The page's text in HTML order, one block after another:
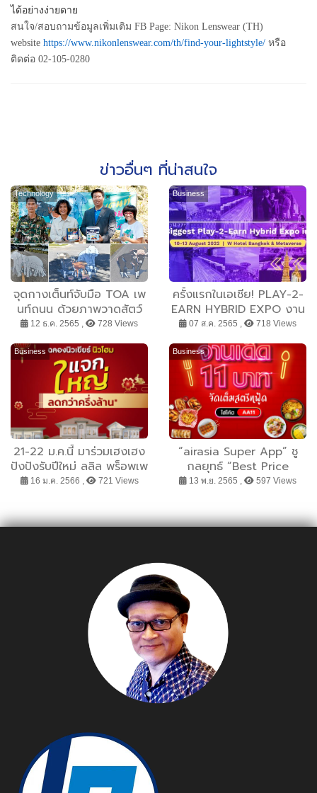
ได้อย่างง่ายดาย
สนใจ/สอบถามข้อมูลเพิ่มเติม FB Page: Nikon Lenswear (TH)
website https://www.nikonlenswear.com/th/find-your-lightstyle/ หรือ
ติดต่อ 02-105-0280
ข่าวอื่นๆ ที่น่าสนใจ
Technology
จุดกางเต็นท์จับมือ TOA เพ
นท์ถนน ด้วยภาพวาดสัตว์
ป่า 3 มิติ หวังช่วยลด
นำร่องที่อุทยานแห่งชาติเขา
ใหญ่
12 ธ.ค. 2565 , 728 Views
Business
ครั้งแรกในเอเชีย! PLAY-2-
EARN HYBRID EXPO งาน
รวมตัวสุดยอดองค์กรและนัก
P2E INDUSTRY ที่ใหญ่ที่สุด
07 ส.ค. 2565 , 718 Views
Business
21-22 ม.ค.นี้ มาร่วมเฮงเฮง
ปังปังรับปีใหม่ ลลิล พร็อพเพ
อร์ตี้ แจกใหญ่ ลดกว่าครึ่ง
16 ม.ค. 2566 , 721 Views
Business
“airasia Super App” ชู
กลยุทธ์ “Best Price
Guaranteed” รับประกัน
โหดมอบส่วนลดที่พัก-เดิน
13 พ.ย. 2565 , 597 Views